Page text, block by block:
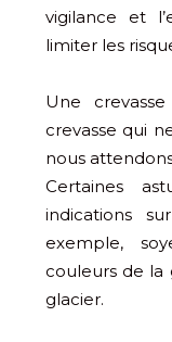
vigilance et
limiter les
Une
crevasse qui
nous
Certaines
indications
exemple,
couleurs de la
glacier.